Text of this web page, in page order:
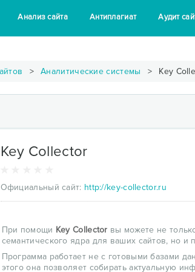
Анализ сайта Антиплагиат Аудит
Аналитические системы Key
Key Collector
Официальный сайт: http://key-collector.ru
При помощи Key Collector вы можете не
семантического ядра для ваших сайтов, но и
Программа работает не с готовыми базами
этого она позволяет собирать актуальную